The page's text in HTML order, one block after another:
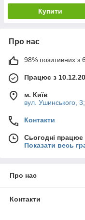
Купити
Про нас
98% позитивних з
Працює з
м. Київ
вул. Ушинського,
Контакти
Сьогодні працює
Показати весь
Про нас
Контакти